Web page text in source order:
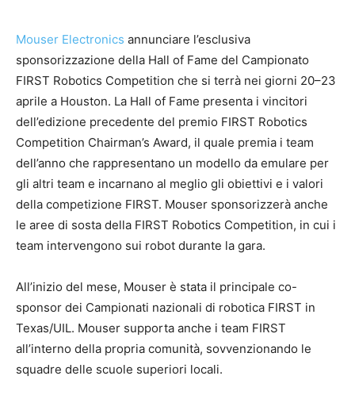
Mouser Electronics annunciare l’esclusiva
sponsorizzazione della Hall of Fame del Campionato
FIRST Robotics Competition che si terrà nei giorni 20–23
aprile a Houston. La Hall of Fame presenta i vincitori
dell’edizione precedente del premio FIRST Robotics
Competition Chairman’s Award, il quale premia i team
dell’anno che rappresentano un modello da emulare per
gli altri team e incarnano al meglio gli obiettivi e i valori
della competizione FIRST. Mouser sponsorizzerà anche
le aree di sosta della FIRST Robotics Competition, in cui i
team intervengono sui robot durante la gara.
All’inizio del mese, Mouser è stata il principale co-
sponsor dei Campionati nazionali di robotica FIRST in
Texas/UIL. Mouser supporta anche i team FIRST
all’interno della propria comunità, sovvenzionando le
squadre delle scuole superiori locali.